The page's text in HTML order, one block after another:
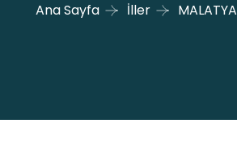
Ana Sayfa İller MALATYA